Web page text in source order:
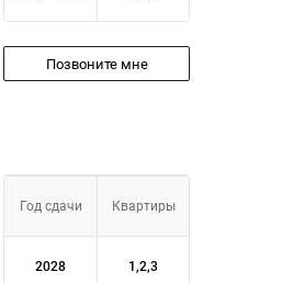
Позвоните мне
Год сдачи Квартиры
2028 1,2,3